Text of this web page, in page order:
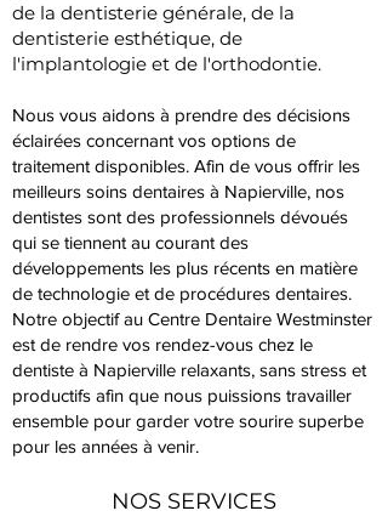
de la dentisterie générale, de la
dentisterie esthétique, de
l'implantologie et de l'orthodontie.
Nous vous aidons à prendre des décisions
éclairées concernant vos options de
traitement disponibles. Afin de vous offrir les
meilleurs soins dentaires à Napierville, nos
dentistes sont des professionnels dévoués
qui se tiennent au courant des
développements les plus récents en matière
de technologie et de procédures dentaires.
Notre objectif au Centre Dentaire Westminster
est de rendre vos rendez-vous chez le
dentiste à Napierville relaxants, sans stress et
productifs afin que nous puissions travailler
ensemble pour garder votre sourire superbe
pour les années à venir.
NOS SERVICES